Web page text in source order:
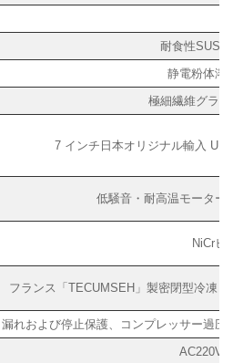
耐食性
静電粉体溶
極細繊維グラ
7 インチ日本オリジナル輸入
低騒音・耐高温モーター
NiCrヒ
フランス「TECUMSEH」製密閉型冷凍
漏れおよび停止保護、コンプレッサー過
AC220V/